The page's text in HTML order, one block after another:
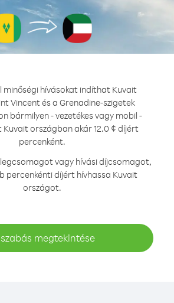
minőségi hívásokat indíthat Kuvait
Vincent és a Grenadine-szigetek
bármilyen - vezetékes vagy mobil -
országban akár 12.0 ¢ díjért
percenként.
vagy hívási díjcsomagot,
percenkénti díjért hívhassa Kuvait
országot.
megtekintése